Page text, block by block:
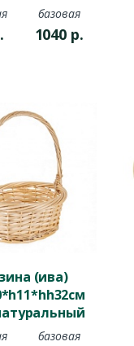
базовая
1040 р.
(ива)
базовая